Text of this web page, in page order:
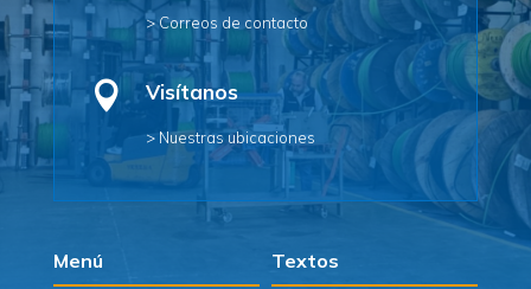
> Correos de contacto
 Visítanos
> Nuestras ubicaciones
Menú Textos